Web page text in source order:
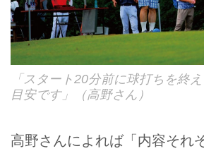
「スタート20分前に球打ちを終
目安です」（高野さん）
高野さんによれば「内容それ